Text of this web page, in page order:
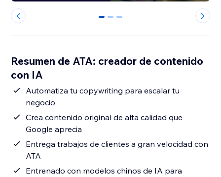
0 1 2
Resumen de ATA: creador de contenido
con IA
Automatiza tu copywriting para escalar tu
negocio
Crea contenido original de alta calidad que
Google aprecia
Entrega trabajos de clientes a gran velocidad con
ATA
Entrenado con modelos chinos de IA para